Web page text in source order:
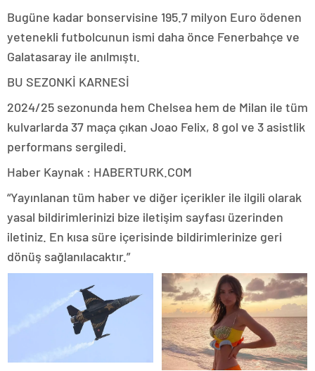
Bugüne kadar bonservisine 195.7 milyon Euro ödenen
yetenekli futbolcunun ismi daha önce Fenerbahçe ve
Galatasaray ile anılmıştı.
BU SEZONKİ KARNESİ
2024/25 sezonunda hem Chelsea hem de Milan ile tüm
kulvarlarda 37 maça çıkan Joao Felix, 8 gol ve 3 asistlik
performans sergiledi.
Haber Kaynak : HABERTURK.COM
“Yayınlanan tüm haber ve diğer içerikler ile ilgili olarak
yasal bildirimlerinizi bize iletişim sayfası üzerinden
iletiniz. En kısa süre içerisinde bildirimlerinize geri
dönüş sağlanılacaktır.”